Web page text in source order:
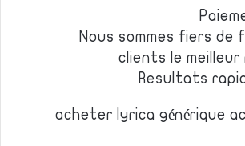
Nous sommes fiers de
clients le meilleur
Resultats
acheter lyrica générique